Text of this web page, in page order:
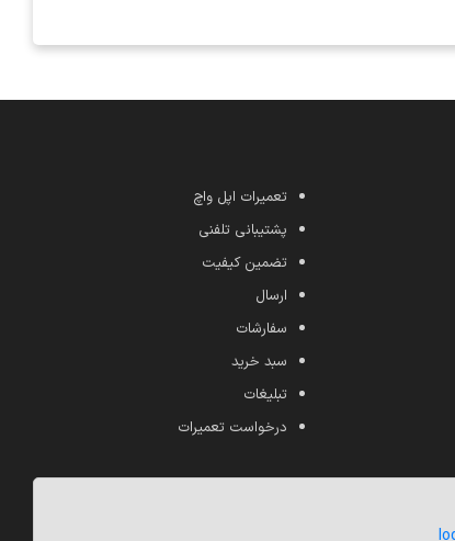
تعمیرات اپل واچ
پشتیبانی تلفنی
تضمین کیفیت
ارسال
سفارشات
سبد خرید
تبلیغات
درخواست تعمیرات